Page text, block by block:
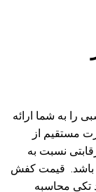
را به شما ارائه
مستقیم از
نسبت به
باشد. قیمت کفش
تکی محاسبه